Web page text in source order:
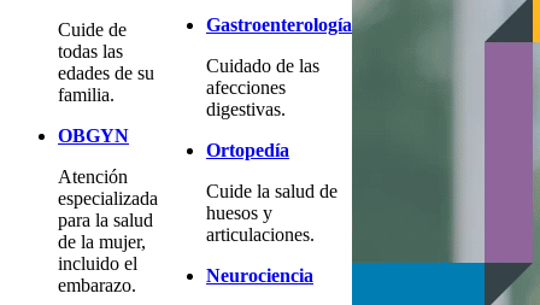
Cuide de
todas las
edades de su
familia.
OBGYN
Atención
especializada
para la salud
de la mujer,
incluido el
embarazo.
Gastroenterología
Cuidado de las
afecciones
digestivas.
Ortopedía
Cuide la salud de
huesos y
articulaciones.
Neurociencia